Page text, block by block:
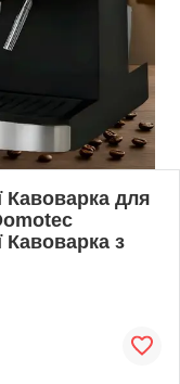
Кавоварка для
з